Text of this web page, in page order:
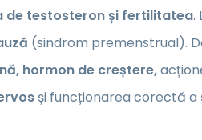
de testosteron și fertilitatea.
(sindrom premenstrual).
hormon de creștere,
și funcționarea corectă a